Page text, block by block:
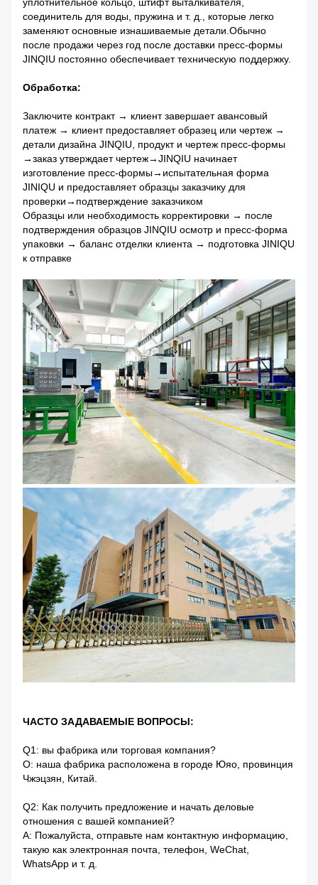
уплотнительное кольцо, штифт выталкивателя,
соединитель для воды, пружина и т. д., которые легко
заменяют основные изнашиваемые детали.Обычно
после продажи через год после доставки пресс-формы
JINQIU постоянно обеспечивает техническую поддержку.
Обработка:
Заключите контракт → клиент завершает авансовый
платеж → клиент предоставляет образец или чертеж →
детали дизайна JINQIU, продукт и чертеж пресс-формы
→заказ утверждает чертеж→JINQIU начинает
изготовление пресс-формы→испытательная форма
JINIQU и предоставляет образцы заказчику для
проверки→подтверждение заказчиком
Образцы или необходимость корректировки → после
подтверждения образцов JINQIU осмотр и пресс-форма
упаковки → баланс отделки клиента → подготовка JINIQU
к отправке
ЧАСТО ЗАДАВАЕМЫЕ ВОПРОСЫ:
Q1: вы фабрика или торговая компания?
О: наша фабрика расположена в городе Юяо, провинция
Чжэцзян, Китай.
Q2: Как получить предложение и начать деловые
отношения с вашей компанией?
A: Пожалуйста, отправьте нам контактную информацию,
такую ​​как электронная почта, телефон, WeChat,
WhatsApp и т. д.